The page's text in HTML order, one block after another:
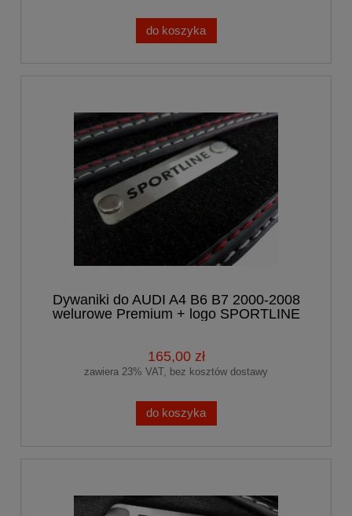
do koszyka
Dywaniki do AUDI A4 B6 B7 2000-2008
welurowe Premium + logo SPORTLINE
165,00 zł
zawiera 23% VAT, bez kosztów dostawy
do koszyka